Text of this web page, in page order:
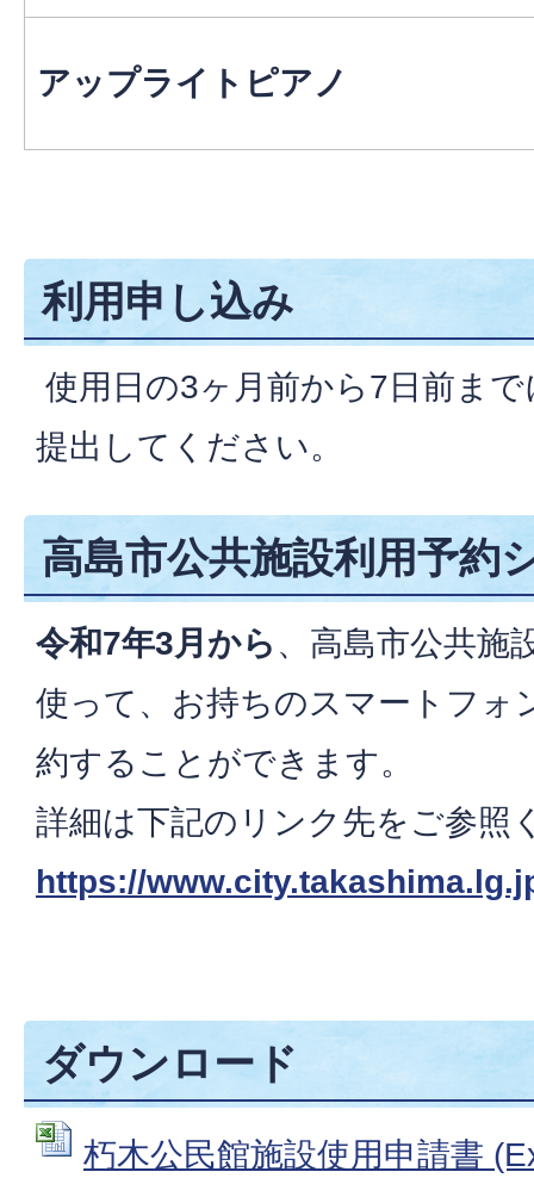
アップライトピアノ
利用申し込み
使用日の3ヶ月前から7日前ま
提出してください。
高島市公共施設利用予約
令和7年3月から 、高島市公共施
使って、お持ちのスマートフォ
約することができます。
詳細は下記のリンク先をご参照
https://
ダウンロード
朽木公民館施設使用申請書